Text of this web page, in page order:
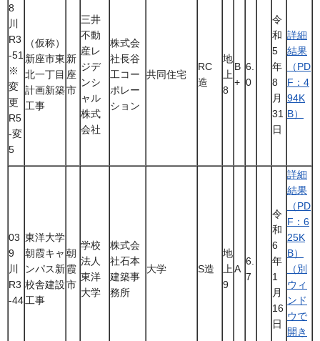
8
川
R3
-51
※
変
更
R5
-変
5
（仮称）
新座市東
北一丁目
計画新築
工事
新
座
市
三井
不動
産レ
ジデ
ンシ
ャル
株式
会社
株式会
社長谷
工コー
ポレー
ション
共同住宅
RC
造
地
上
8
B
+
6.
0
令
和
5
年
8
月
31
日
詳細
結果
（PD
F：4
94K
B）
03
9
川
R3
-44
東洋大学
朝霞キャ
ンパス新
校舎建設
工事
朝
霞
市
学校
法人
東洋
大学
株式会
社石本
建築事
務所
大学 S造
地
上
9
A
6.
7
令
和
6
年
1
月
16
日
詳細
結果
（PD
F：6
25K
B）
（別
ウィ
ンド
ウで
開き